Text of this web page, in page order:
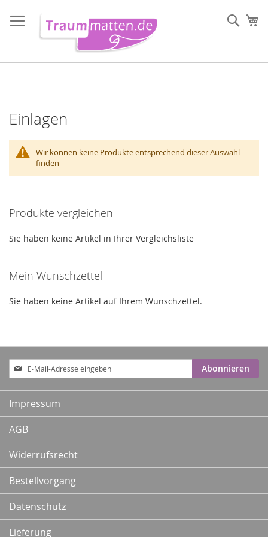
zum
Inhalt
Einlagen
Wir können keine Produkte entsprechend dieser Auswahl
finden
Produkte vergleichen
Sie haben keine Artikel in Ihrer Vergleichsliste
Mein Wunschzettel
Sie haben keine Artikel auf Ihrem Wunschzettel.
Anmeldung
zum
Newsletter:
Abonnieren
Impressum
AGB
Widerrufsrecht
Bestellvorgang
Datenschutz
Lieferung